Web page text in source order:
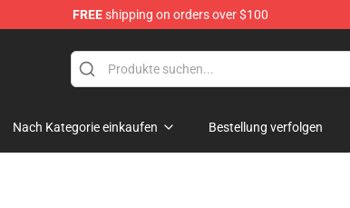
FREEshipping on orders over $100
Nach Kategorie einkaufen Bestellung verfolgen